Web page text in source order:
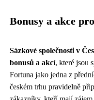
Bonusy a akce
Sázkové společnosti v
bonusů a akcí, které jsou
Fortuna jako jedna z
českém trhu pravidelně